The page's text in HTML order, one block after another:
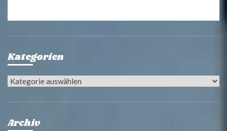
Kategorien
Kategorien
Archiv